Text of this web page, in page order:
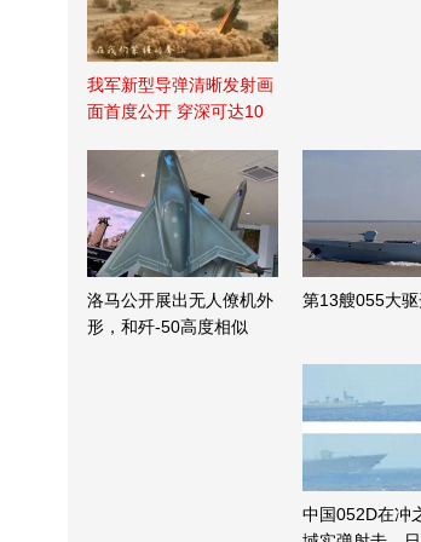
我军新型导弹清晰发射画
面首度公开 穿深可达10
洛马公开展出无人僚机外
形，和歼-50高度相似
第13艘055大
中国052D在冲